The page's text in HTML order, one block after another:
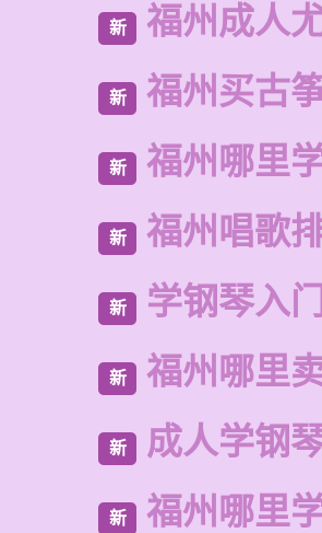
新 福州成人
新 福州买古
新 福州哪里
新 福州唱歌
新 学钢琴入
新 福州哪里
新 成人学钢
新 福州哪里